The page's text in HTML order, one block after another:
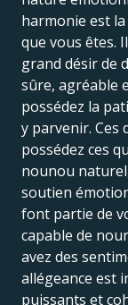
harmonie est
que vous êtes.
grand désir de
sûre, agréable
possédez la
y parvenir. Ces
possédez ces
nounou
soutien
font partie de
capable de
avez des
allégeance est
puissants et